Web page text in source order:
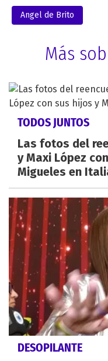
Angel de Brito
Más
TODOS JUNTOS
Las fotos del
y Maxi López
Migueles en
DESOPILANTE